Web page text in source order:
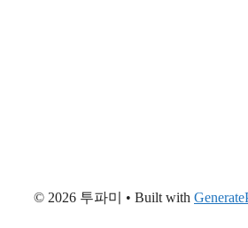
© 2026 투파미 • Built with